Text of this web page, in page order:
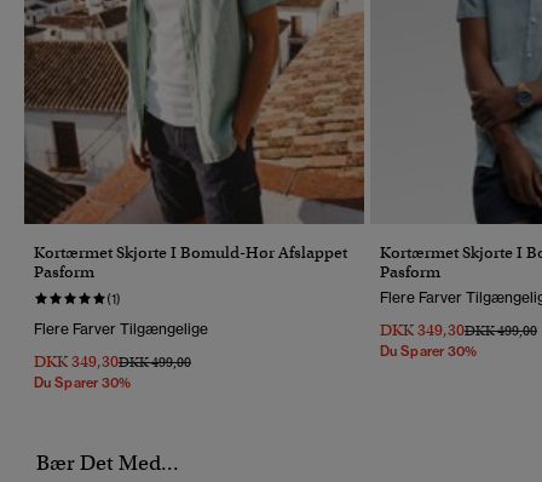
Kortærmet Skjorte I Bomuld-Hør Afslappet
Pasform
(1)
Flere Farver Tilgængelige
DKK 349,30Pris Nedsat Fra
DKK 499,00Til
Du Sparer 30%
Kortærmet Skjorte I
Pasform
Flere Farver
DKK 349,30Pris Nedsat
DKK 499,00
Du Sparer 30%
Bær Det Med...